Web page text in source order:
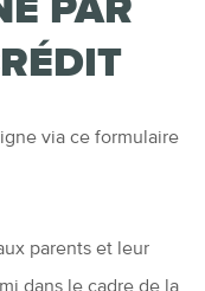
PAR
via ce formulaire
parents et leur